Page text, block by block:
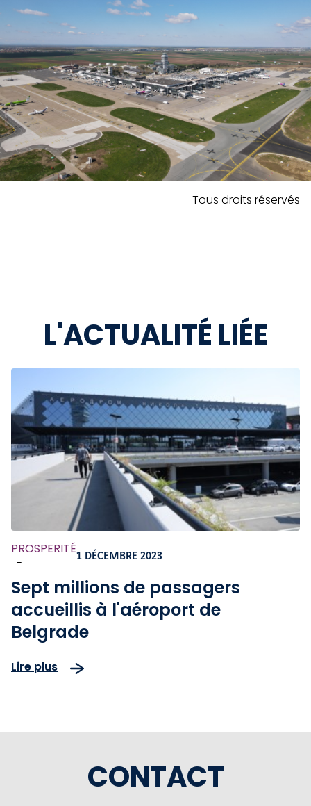
Tous droits réservés
L'ACTUALITÉ LIÉE
PROSPERITÉ
-
1 DÉCEMBRE 2023
Sept millions de passagers
accueillis à l'aéroport de
Belgrade
Lire plus
CONTACT